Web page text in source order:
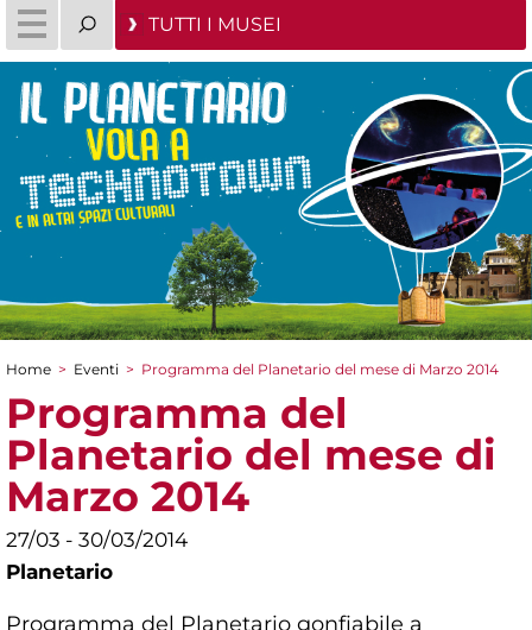
TUTTI I MUSEI
Tu sei qui
Home > Eventi > Programma del Planetario del mese di Marzo 2014
Programma del
Planetario del mese di
Marzo 2014
27/03 - 30/03/2014
Planetario
Programma del Planetario gonfiabile a